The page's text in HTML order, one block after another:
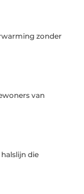
zonder
van
die